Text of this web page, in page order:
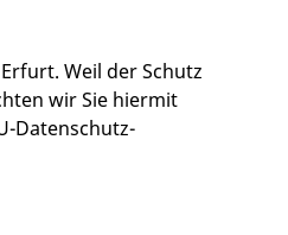
Weil der Schutz
wir Sie hiermit
Datenschutz-